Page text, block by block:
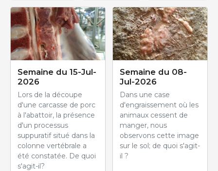
Semaine du 15-Jul-
2026
Lors de la découpe
d'une carcasse de porc
à l'abattoir, la présence
d'un processus
suppuratif situé dans la
colonne vertébrale a
été constatée. De quoi
s'agit-il?
Semaine du 08-
Jul-2026
Dans une case
d'engraissement où les
animaux cessent de
manger, nous
observons cette image
sur le sol; de quoi s'agit-
il ?